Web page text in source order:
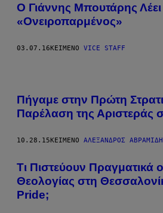
Ο Γιάννης Μπουτάρης Λέει
«Ονειροπαρμένος»
03.07.16ΚΕΊΜΕΝΟ VICE STAFF
Πήγαμε στην Πρώτη
Παρέλαση της Αριστεράς
10.28.15 ΚΕΊΜΕΝΟ ΑΛΈΞΑΝΔΡΟΣ
Τι Πιστεύουν Πραγματικά
Θεολογίας στη
Pride;